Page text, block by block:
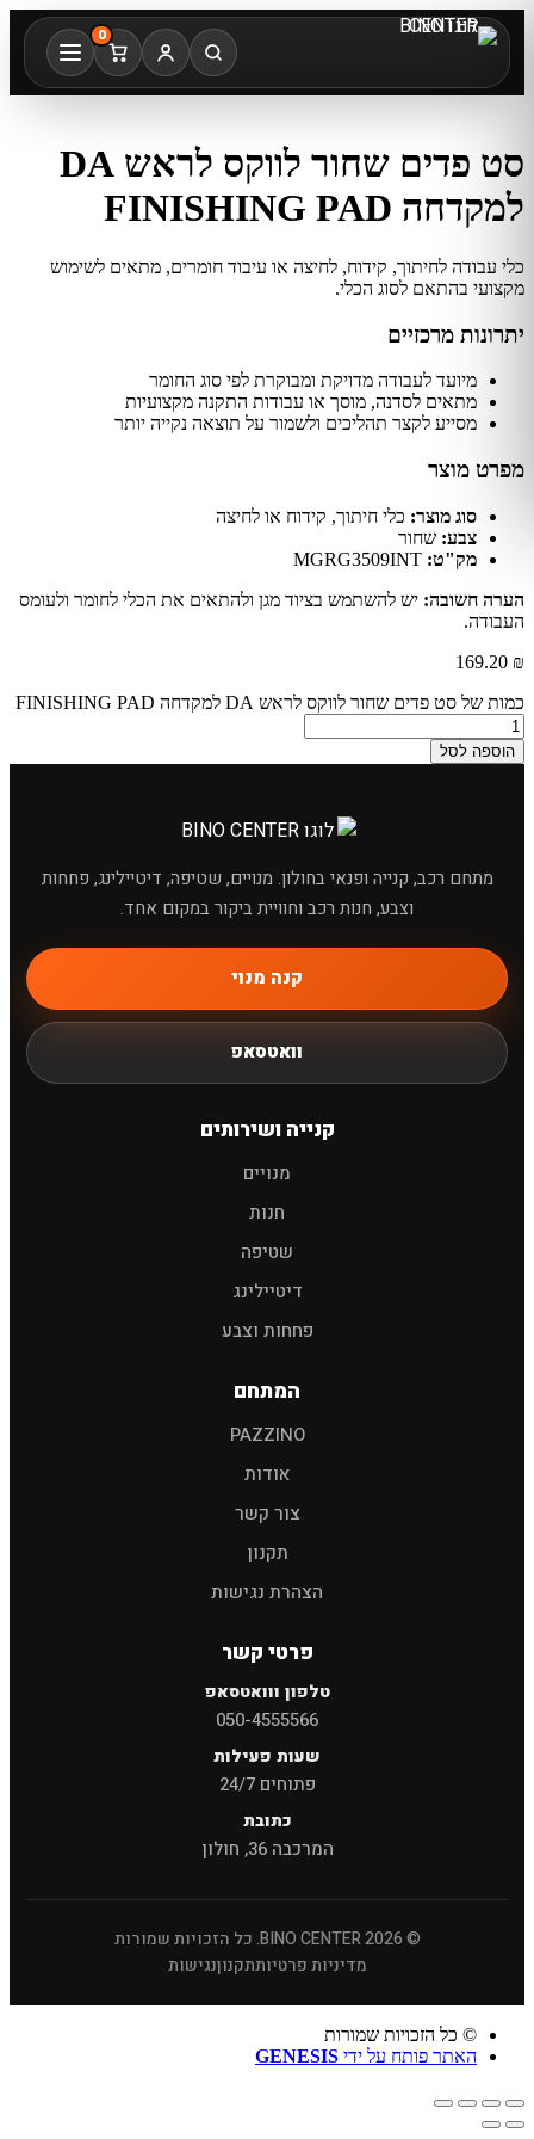
0
מחפשים מוצר לרכב?
חיפוש
סט פדים שחור לווקס לראש DA
למקדחה FINISHING PAD
כלי עבודה לחיתוך, קידוח, לחיצה או עיבוד חומרים, מתאים לשימוש
מקצועי בהתאם לסוג הכלי.
יתרונות מרכזיים
מיועד לעבודה מדויקת ומבוקרת לפי סוג החומר
מתאים לסדנה, מוסך או עבודות התקנה מקצועיות
מסייע לקצר תהליכים ולשמור על תוצאה נקייה יותר
מפרט מוצר
סוג מוצר: כלי חיתוך, קידוח או לחיצה
צבע: שחור
מק"ט:
הערה חשובה: יש להשתמש בציוד מגן ולהתאים את הכלי לחומר ולעומס
העבודה.
169.20 ₪
כמות של סט פדים שחור לווקס לראש DA למקדחה FINISHING PAD
הוספה לסל
מתחם רכב, קנייה ופנאי בחולון. מנויים, שטיפה, דיטיילינג, פחחות
וצבע, חנות רכב וחוויית ביקור במקום אחד.
קנה מנוי
וואטסאפ
קנייה ושירותים
מנויים
חנות
שטיפה
דיטיילינג
פחחות וצבע
המתחם
PAZZINO
אודות
צור קשר
תקנון
הצהרת נגישות
פרטי קשר
טלפון ווואטסאפ
050-4555566
שעות פעילות
פתוחים 24/7
כתובת
המרכבה 36, חולון
© 2026 BINO CENTER. כל הזכויות שמורות
מדיניות פרטיותתקנוןנגישות
© כל הזכויות שמורות
האתר פותח על ידי GENESIS